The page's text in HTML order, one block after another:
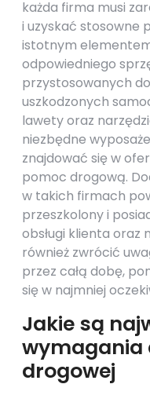
każda firma musi
i uzyskać stosowne
istotnym
odpowiedniego
przystosowanych
uszkodzonych
lawety oraz
niezbędne
znajdować się w
pomoc drogową.
w takich firmach
przeszkolony i
obsługi klienta oraz
również zwrócić
przez całą dobę,
się w najmniej
Jakie są
wymagania
drogowej